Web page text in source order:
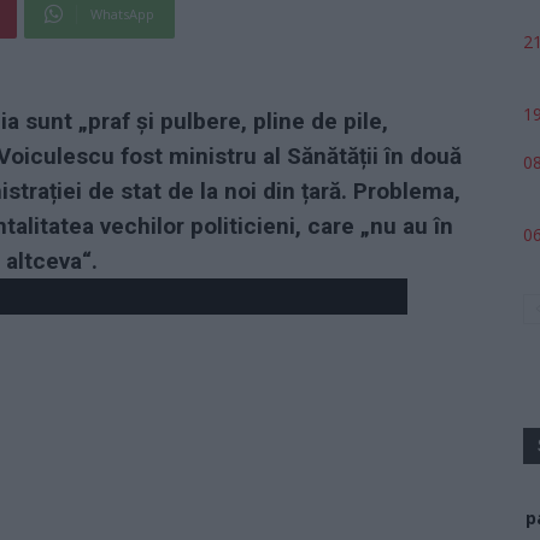
WhatsApp
sunt „praf și pulbere, pline de pile,
fost ministru al Sănătății în două
de stat de la noi din țară. Problema,
vechilor politicieni, care „nu au în